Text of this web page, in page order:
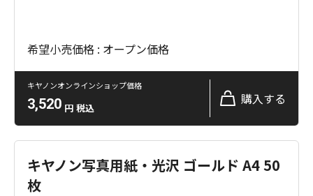
希望小売価格 : オープン価格
キヤノンオンラインショップ価格
3,520 円 税込
購入する
キヤノン写真用紙・光沢 ゴールド A4 50
枚